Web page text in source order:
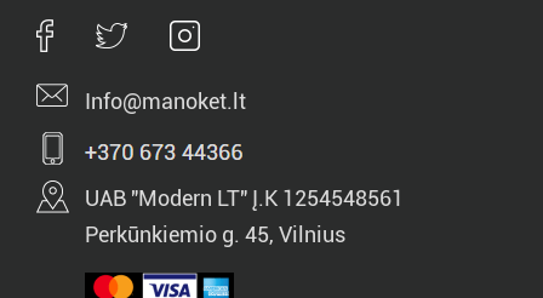
Info@manoket.lt
UAB "Modern LT" Į.K 1254548561
Perkūnkiemio g. 45, Vilnius